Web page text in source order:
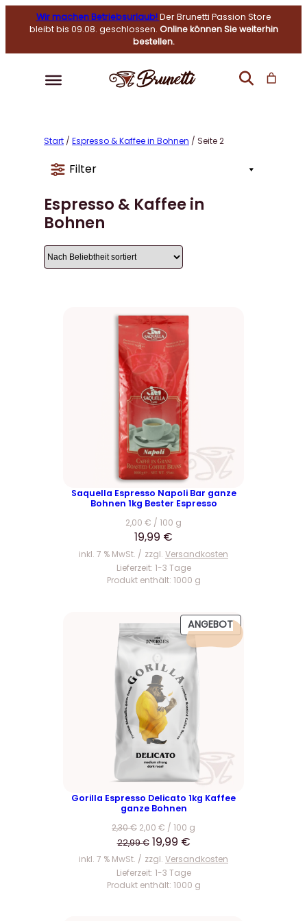
Wir machen Betriebsurlaub!Der Brunetti Passion Store
bleibt bis 09.08. geschlossen. Online können Sie weiterhin
bestellen.
Start / Espresso & Kaffee in Bohnen / Seite 2
Filter
Espresso & Kaffee in
Bohnen
Saquella Espresso Napoli Bar ganze
Bohnen 1kg Bester Espresso
2,00 € / 100 g
19,99 €
inkl. 7 % MwSt. zzgl. Versandkosten
Lieferzeit: 1-3 Tage
Produkt enthält: 1000 g
ANGEBOTP
R
E
Gorilla Espresso Delicato 1kg Kaffee
ganze Bohnen
2,30€ 2,00 € / 100 g
22,99€ U
r
s
p
19,99 €A
k
t
u
inkl. 7 % MwSt. zzgl. Versandkosten
Lieferzeit: 1-3 Tage
Produkt enthält: 1000 g